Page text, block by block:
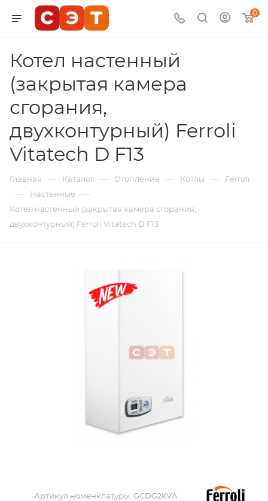
0
Котел настенный
(закрытая камера
сгорания,
двухконтурный) Ferroli
Vitatech D F13
Главная — Каталог — Отопление — Котлы — Ferroli
— Настенные —
Котел настенный (закрытая камера сгорания,
двухконтурный) Ferroli Vitatech D F13
Артикул номенклатуры: GCDG2KVA